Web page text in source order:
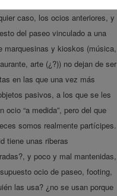
caso, los ocios anteriores, y
del paseo vinculado a una
marquesinas y kioskos (música,
arte (¿?)) no dejan de ser
en las que una vez más
pasivos, a los que se les
ocio “a medida”, pero del que
somos realmente partícipes.
tiene unas riberas
y poco y mal mantenidas,
ocio de paseo, footing,
las usa? ¿no se usan porque